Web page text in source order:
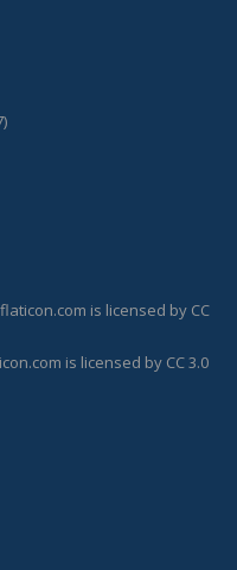
is licensed by CC
is licensed by CC 3.0